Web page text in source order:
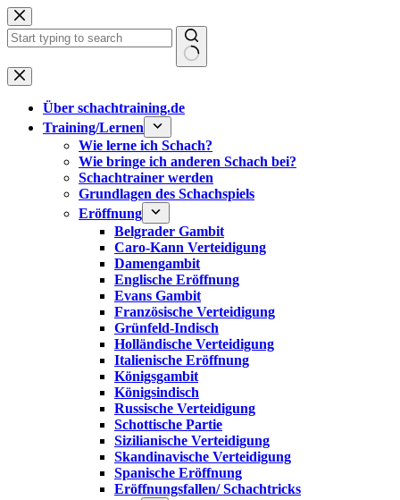
Zum
Inhalt
springen
Keine
Ergebnisse
Über schachtraining.de
Training/Lernen
Wie lerne ich Schach?
Wie bringe ich anderen Schach bei?
Schachtrainer werden
Grundlagen des Schachspiels
Eröffnung
Belgrader Gambit
Caro-Kann Verteidigung
Damengambit
Englische Eröffnung
Evans Gambit
Französische Verteidigung
Grünfeld-Indisch
Holländische Verteidigung
Italienische Eröffnung
Königsgambit
Königsindisch
Russische Verteidigung
Schottische Partie
Sizilianische Verteidigung
Skandinavische Verteidigung
Spanische Eröffnung
Eröffnungsfallen/ Schachtricks